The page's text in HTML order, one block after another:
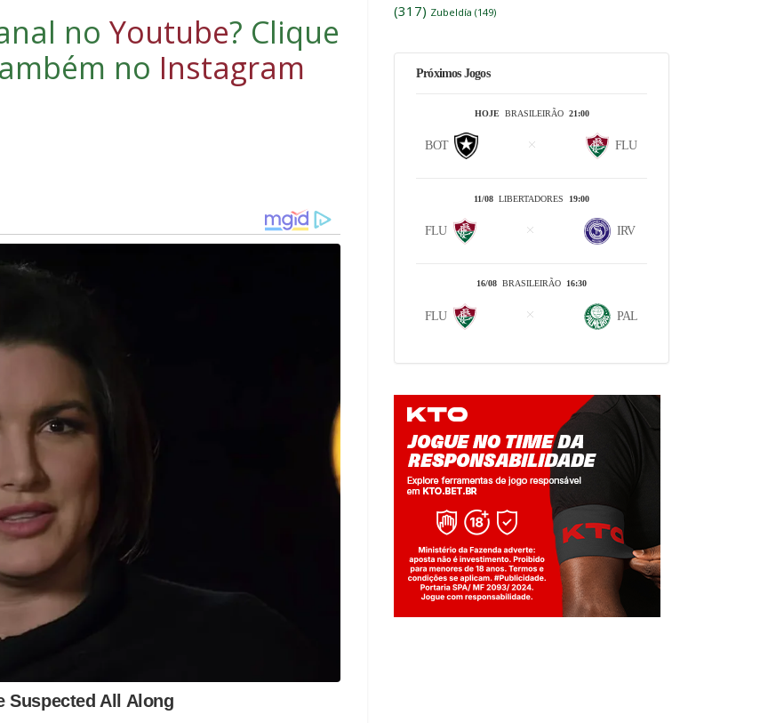
no Youtube? Clique
no Instagram
(317) Zubeldía (149)
Próximos Jogos
HOJE BRASILEIRÃO 21:00
BOT FLU
11/08 LIBERTADORES 19:00
FLU IRV
16/08 BRASILEIRÃO 16:30
FLU PAL
Jogue com responsabilidade. 18+